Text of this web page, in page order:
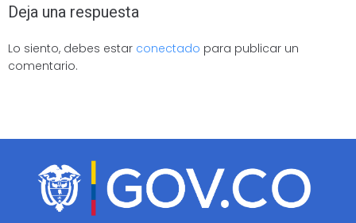
Deja una respuesta
Lo siento, debes estar conectado para publicar un
comentario.